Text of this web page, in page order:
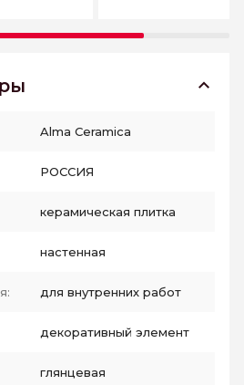
Alma Ceramica
РОССИЯ
керамическая плитка
настенная
для внутренних работ
декоративный элемент
глянцевая